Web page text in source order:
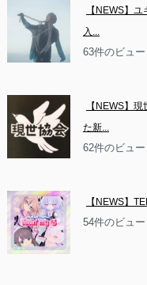
【NEWS】
入...
63件のビュー
【NEWS】
た新...
62件のビュー
【NEWS】
54件のビュー